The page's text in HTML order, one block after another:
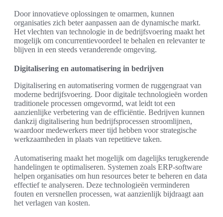
Door innovatieve oplossingen te omarmen, kunnen
organisaties zich beter aanpassen aan de dynamische markt.
Het vlechten van technologie in de bedrijfsvoering maakt het
mogelijk om concurrentievoordeel te behalen en relevanter te
blijven in een steeds veranderende omgeving.
Digitalisering en automatisering in bedrijven
Digitalisering en automatisering vormen de ruggengraat van
moderne bedrijfsvoering. Door digitale technologieën worden
traditionele processen omgevormd, wat leidt tot een
aanzienlijke verbetering van de efficiëntie. Bedrijven kunnen
dankzij digitalisering hun bedrijfsprocessen stroomlijnen,
waardoor medewerkers meer tijd hebben voor strategische
werkzaamheden in plaats van repetitieve taken.
Automatisering maakt het mogelijk om dagelijks terugkerende
handelingen te optimaliseren. Systemen zoals ERP-software
helpen organisaties om hun resources beter te beheren en data
effectief te analyseren. Deze technologieën verminderen
fouten en versnellen processen, wat aanzienlijk bijdraagt aan
het verlagen van kosten.